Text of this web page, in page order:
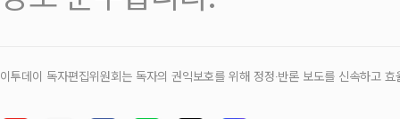
이투데이 독자편집위원회는 독자의 권익보호를 위해 정정‧반론 보도를 신속하고